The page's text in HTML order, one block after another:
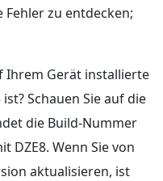
zu entdecken;
Ihrem Gerät installierte
Schauen Sie auf die
die Build-Nummer
DZE8. Wenn Sie von
aktualisieren, ist